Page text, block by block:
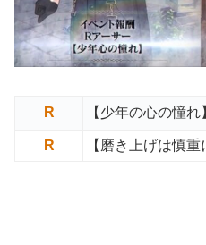
R 【少年の心の憧
R 【磨き上げは慎